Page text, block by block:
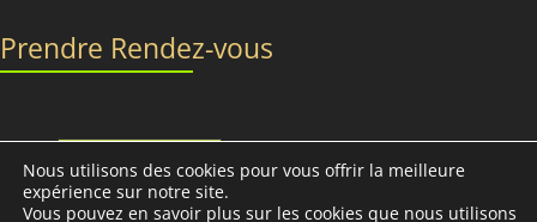
Prendre Rendez-vous
Discutons-en
Nous utilisons des cookies pour vous offrir la meilleure
expérience sur notre site.
Vous pouvez en savoir plus sur les cookies que nous utilisons